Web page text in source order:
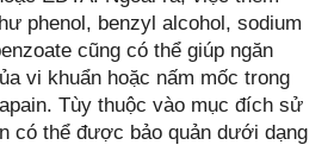
phenol, benzyl alcohol, sodium
cũng có thể giúp ngăn
vi khuẩn hoặc nấm mốc trong
Tùy thuộc vào mục đích sử
có thể được bảo quản dưới dạng